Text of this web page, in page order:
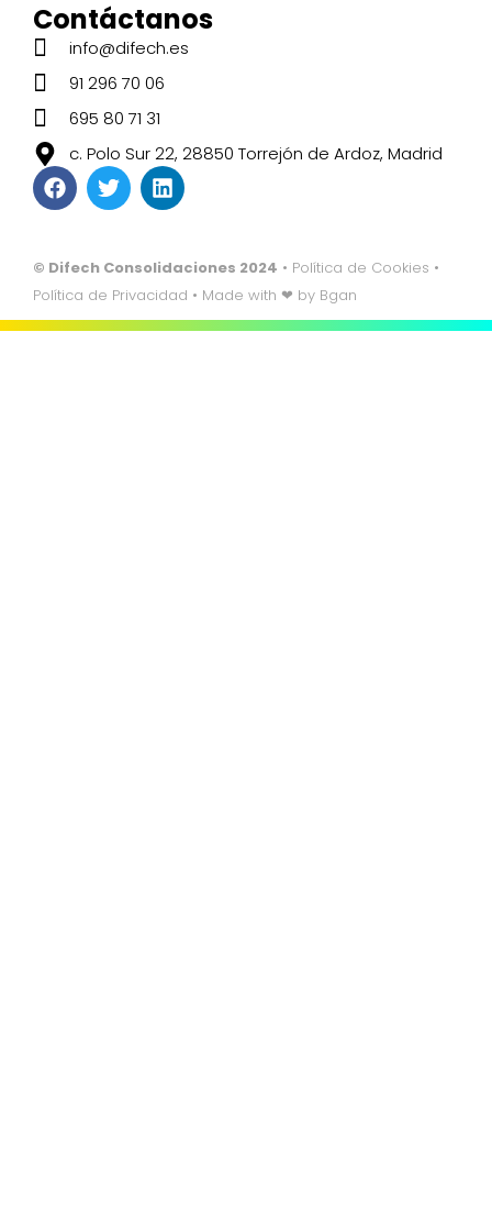
Contáctanos
info@difech.es
91 296 70 06
695 80 71 31
c. Polo Sur 22, 28850 Torrejón de Ardoz, Madrid
© Difech Consolidaciones 2024 • Política de Cookies •
Política de Privacidad • Made with ❤ by Bgan